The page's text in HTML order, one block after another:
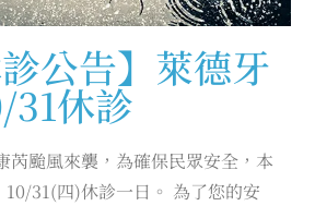
診公告】萊德牙
31休診
芮颱風來襲，為確保民眾安全，本
31(四)休診一日。 為了您的安